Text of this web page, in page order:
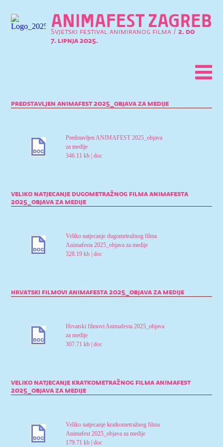
Svjetski festival animiranog filma /2. do
7. lipnja 2025.
predstavljen animafest 2025_objava za medije
Predstavljen ANIMAFEST 2025_objava
za medije
346.11 kb |doc
veliko natjecanje dugometražnog filma animafesta
2025_objava za medije
Veliko natjecanje dugometražnog filma
Animafesta 2025_objava za medije
328.19 kb |doc
hrvatski filmovi animafesta 2025_objava za medije
Hrvatski filmovi Animafesta 2025_objava
za medije
307.71 kb |doc
veliko natjecanje kratkometražnog filma animafest
2025_objava za medije
Veliko natjecanje kratkometražnog filma
Animafest 2025_objava za medije
179.71 kb |doc